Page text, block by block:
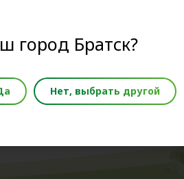
город Братск?
Нет, выбрать другой